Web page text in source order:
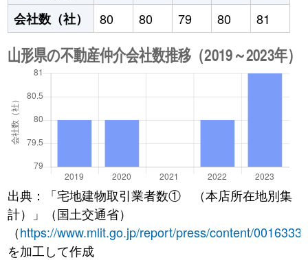
会社数（社）
80 80 79 80 81
出典：「宅地建物取引業者数① （本店所在地別集
計）」（国土交通省）
（https://www.mlit.go.jp/report/press/content/
を加工して作成